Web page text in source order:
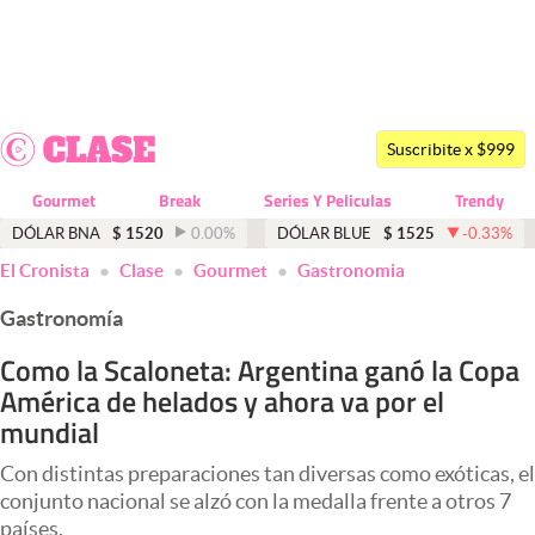
Dólar
Economía y Política
Finanzas y Mercados
Mercados Online
Negocios
Columnistas
Apertura
Suscribite x $999
Gourmet Break Series Y Peliculas Trendy
DÓLAR BNA $ 1520 0.00% DÓLAR BLUE $ 1525 -0.33%
El Cronista Clase Gourmet Gastronomia
Gastronomía
Como la Scaloneta: Argentina ganó la Copa
América de helados y ahora va por el
mundial
Con distintas preparaciones tan diversas como exóticas, el
conjunto nacional se alzó con la medalla frente a otros 7
países.